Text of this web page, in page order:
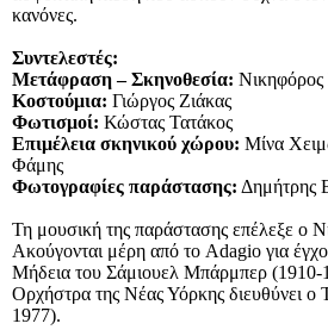
κανόνες.
Συντελεστές:
Μετάφραση – Σκηνοθεσία:
Κοστούμια: Γιώργος Ζιάκας
Φωτισμοί: Κώστας Τατάκος
Επιμέλεια σκηνικού χώρου: Μίνα
Φάμης
Φωτογραφίες παράστασης: Δημήτρης
Τη μουσική της παράστασης επέλεξε ο
Ακούγονται μέρη από το Adagio για
Μήδεια του Σάμιουελ Μπάρμπερ (1910-
Ορχήστρα της Νέας Υόρκης διευθύνει ο
1977).